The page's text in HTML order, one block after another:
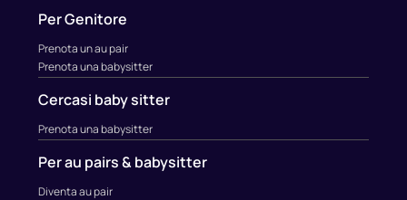
Per Genitore
Prenota un au pair
Prenota una babysitter
Cercasi baby sitter
Prenota una babysitter
Per au pairs & babysitter
Diventa au pair